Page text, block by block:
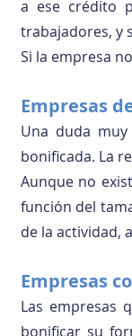
a ese crédito
trabajadores, y
Si la empresa
Empresas
Una duda
bonificada. La
Aunque no
función del
de la actividad,
Empresas
Las empresas
bonificar su